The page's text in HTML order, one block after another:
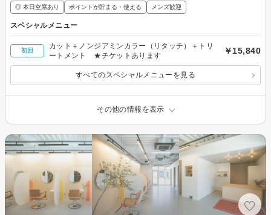
◎ 本日空席あり ポイントが貯まる・使える メンズ歓迎
スペシャルメニュー
初回
カット＋ノンジアミンカラー（リタッチ）＋トリ
ートメント ★チケットあります
￥15,840
すべてのスペシャルメニューを見る
その他の情報を表示